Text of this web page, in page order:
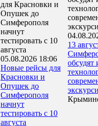
05.08.2026 18:06
Новые рейсы для
Красновки и
Опушек до
Симферополя
начнут
тестировать с 10
августа
13
обсудят